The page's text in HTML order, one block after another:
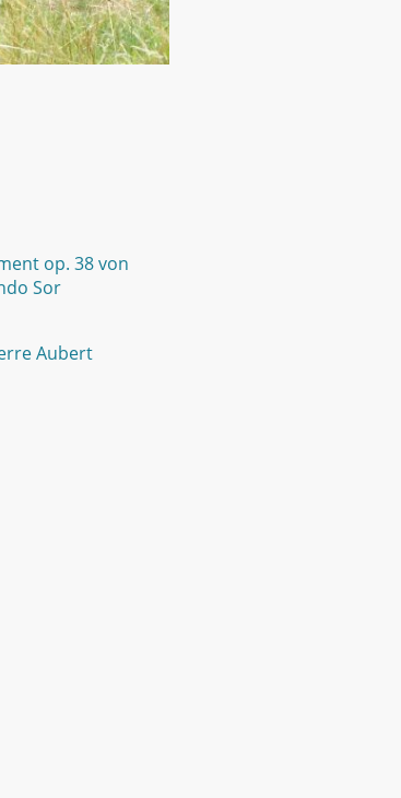
op. 38 von
Sor
Pierre Aubert